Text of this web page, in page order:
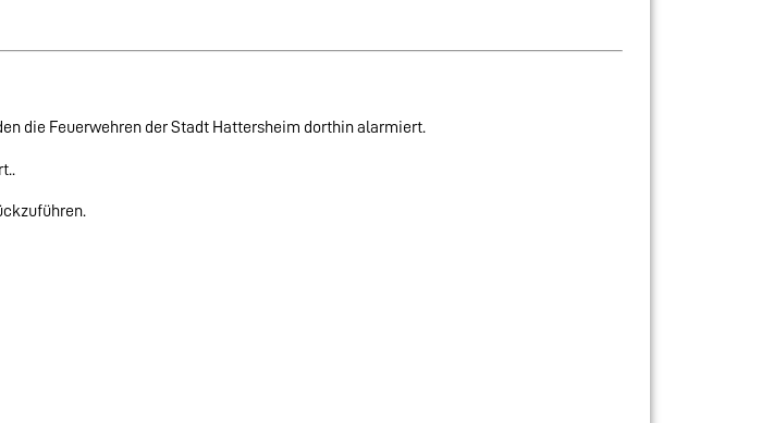
die Feuerwehren der Stadt Hattersheim dorthin alarmiert.